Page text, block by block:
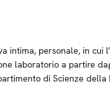
intima, personale, in cui
laboratorio a partire
di Scienze della